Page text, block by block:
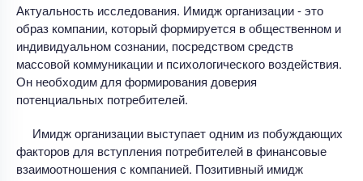
Актуальность исследования. Имидж организации - это
образ компании, который формируется в общественном и
индивидуальном сознании, посредством средств
массовой коммуникации и психологического воздействия.
Он необходим для формирования доверия
потенциальных потребителей.
Имидж организации выступает одним из побуждающих
факторов для вступления потребителей в финансовые
взаимоотношения с компанией. Позитивный имидж